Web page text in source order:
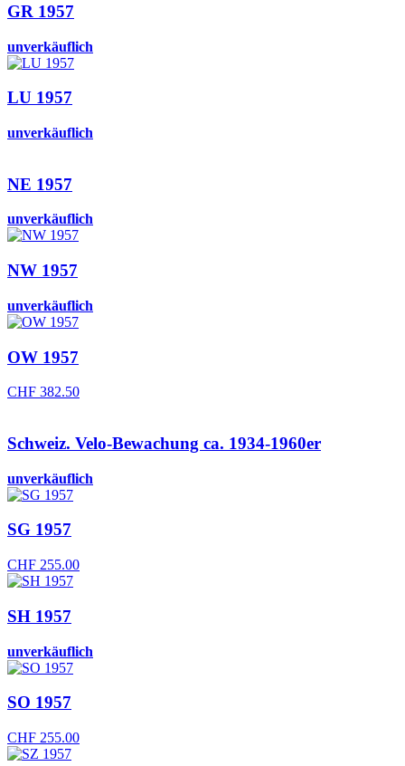
GR 1957
unverkäuflich
LU 1957
unverkäuflich
NE 1957
unverkäuflich
NW 1957
unverkäuflich
OW 1957
CHF 382.50
Schweiz. Velo-Bewachung ca. 1934-1960er
unverkäuflich
SG 1957
CHF 255.00
SH 1957
unverkäuflich
SO 1957
CHF 255.00